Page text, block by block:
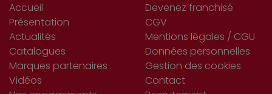
Accueil
Présentation
Actualités
Catalogues
Marques partenaires
Vidéos
Devenez franchisé
CGV
Mentions légales / CGU
Données personnelles
Gestion des cookies
Contact